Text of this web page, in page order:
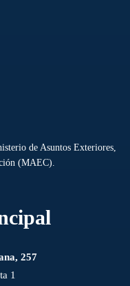
de Asuntos Exteriores,
(MAEC).
257
1